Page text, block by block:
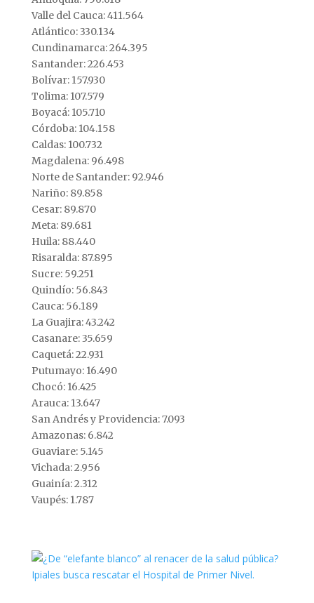
Valle del Cauca: 411.564
Atlántico: 330.134
Cundinamarca: 264.395
Santander: 226.453
Bolívar: 157.930
Tolima: 107.579
Boyacá: 105.710
Córdoba: 104.158
Caldas: 100.732
Magdalena: 96.498
Norte de Santander: 92.946
Nariño: 89.858
Cesar: 89.870
Meta: 89.681
Huila: 88.440
Risaralda: 87.895
Sucre: 59.251
Quindío: 56.843
Cauca: 56.189
La Guajira: 43.242
Casanare: 35.659
Caquetá: 22.931
Putumayo: 16.490
Chocó: 16.425
Arauca: 13.647
San Andrés y Providencia: 7.093
Amazonas: 6.842
Guaviare: 5.145
Vichada: 2.956
Guainía: 2.312
Vaupés: 1.787